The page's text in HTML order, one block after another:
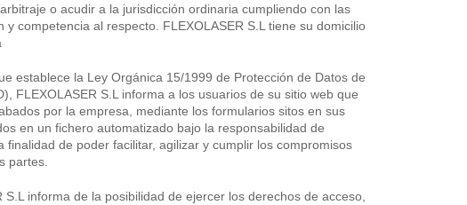
o acudir a la jurisdicción ordinaria cumpliendo con las
y competencia al respecto. FLEXOLASER S.L tiene su domicilio
establece la Ley Orgánica 15/1999 de Protección de Datos de
FLEXOLASER S.L informa a los usuarios de su sitio web que
por la empresa, mediante los formularios sitos en sus
en un fichero automatizado bajo la responsabilidad de
finalidad de poder facilitar, agilizar y cumplir los compromisos
partes.
S.L informa de la posibilidad de ejercer los derechos de acceso,